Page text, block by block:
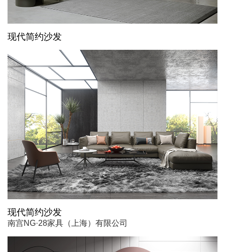
现代简约沙发
现代简约沙发
南宫NG·28家具（上海）有限公司